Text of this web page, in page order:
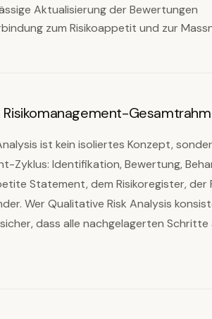
Aktualisierung der Bewertungen
zum Risikoappetit und zur
Risikomanagement-
ist kein isoliertes Konzept,
Zyklus: Identifikation, Bewertung,
Statement, dem Risikoregister, der
Wer Qualitative Risk Analysis
dass alle nachgelagerten Schritte